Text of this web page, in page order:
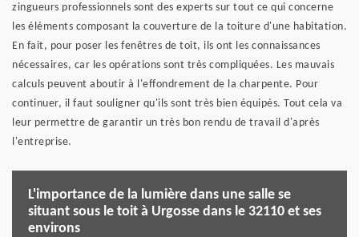
zingueurs professionnels sont des experts sur tout ce qui concerne
les éléments composant la couverture de la toiture d'une habitation.
En fait, pour poser les fenêtres de toit, ils ont les connaissances
nécessaires, car les opérations sont très compliquées. Les mauvais
calculs peuvent aboutir à l'effondrement de la charpente. Pour
continuer, il faut souligner qu'ils sont très bien équipés. Tout cela va
leur permettre de garantir un très bon rendu de travail d'après
l'entreprise.
L'importance de la lumière dans une salle se
situant sous le toit à Urgosse dans le 32110 et ses
environs